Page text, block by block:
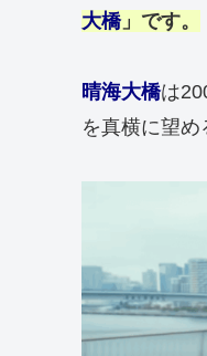
大橋」です。
晴海大橋は
を真横に望め